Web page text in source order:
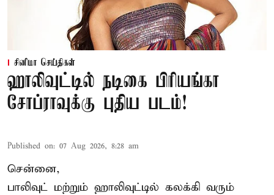
சினிமா செய்திகள்
ஹாலிவுட்டில் நடிகை பிரியங்கா
சோப்ராவுக்கு புதிய படம்!
Published on: 07 Aug 2026, 8:28 am
சென்னை,
பாலிவுட் மற்றும் ஹாலிவுட்டில் கலக்கி வரும்